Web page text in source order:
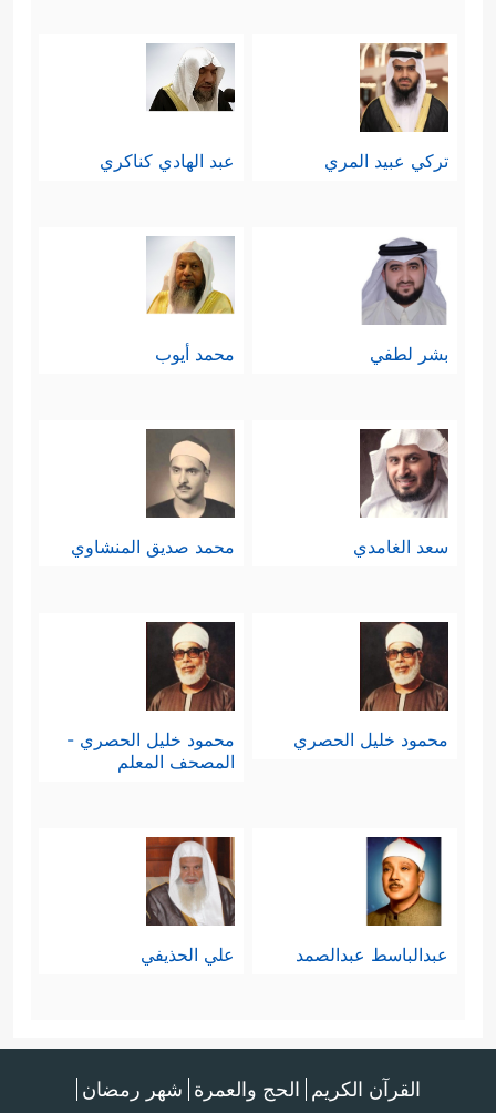
تركي عبيد المري عبد الهادي كناكري
بشر لطفي محمد أيوب
سعد الغامدي محمد صديق المنشاوي
محمود خليل الحصري
محمود خليل الحصري -
المصحف المعلم
عبدالباسط عبدالصمد علي الحذيفي
القرآن الكريم الحج والعمرة شهر رمضان